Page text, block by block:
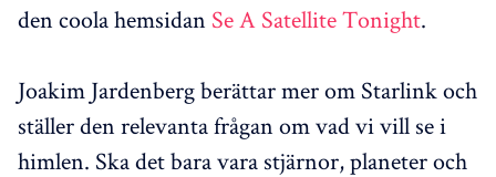
den coola hemsidan Se A Satellite Tonight.
Joakim Jardenberg berättar mer om Starlink och
ställer den relevanta frågan om vad vi vill se i
himlen. Ska det bara vara stjärnor, planeter och